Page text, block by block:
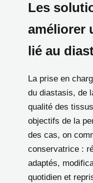
Les
améliorer
lié au
La prise en
du diastasis, de
qualité des
objectifs de la
des cas, on
conservatrice :
adaptés,
quotidien et